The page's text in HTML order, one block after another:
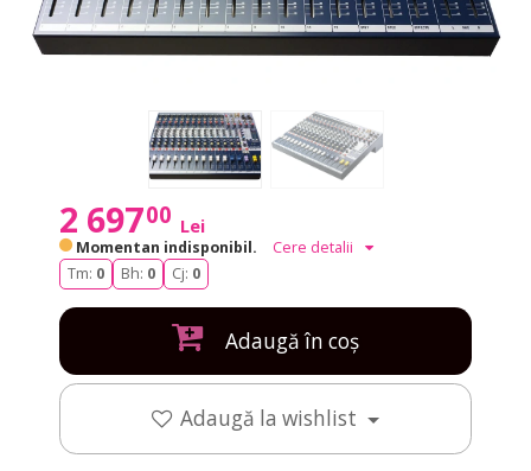
2 69700 Lei
Momentan indisponibil.
Cere detalii
Tm: 0 Bh: 0 Cj: 0
Adaugă în coș
Adaugă la wishlist